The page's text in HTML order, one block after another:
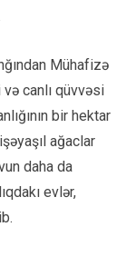
Mühafizə
canlı qüvvəsi
bir hektar
ağaclar
daha da
evlər,